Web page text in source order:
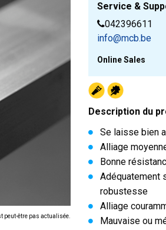
peut-être pas actualisée.
Service &
042396611
info@mcb.be
Online Sales
Description du
Se laisse bien
Alliage
Bonne
Adéquatement
robustesse
Alliage
Mauvaise ou